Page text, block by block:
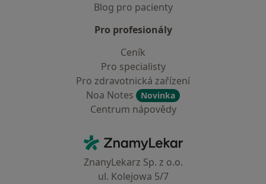
Blog pro pacienty
Pro profesionály
Ceník
Pro specialisty
Pro zdravotnická zařízení
Noa Notes
Novinka
Centrum nápovědy
ZnamyLekar - Hlavní stránka
ZnanyLekarz Sp. z o.o.
ul. Kolejowa 5/7